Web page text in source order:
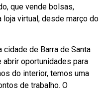
que vende bolsas,
virtual, desde março do
cidade de Barra de Santa
oportunidades para
do interior, temos uma
de trabalho. O